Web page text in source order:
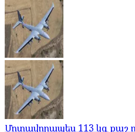
Մոտավորապես 113 կգ քաշ